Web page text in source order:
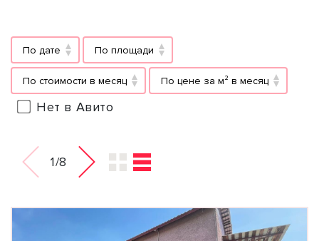
По дате По площади
По стоимости в месяц По цене за м² в месяц
Нет в Авито
1/8